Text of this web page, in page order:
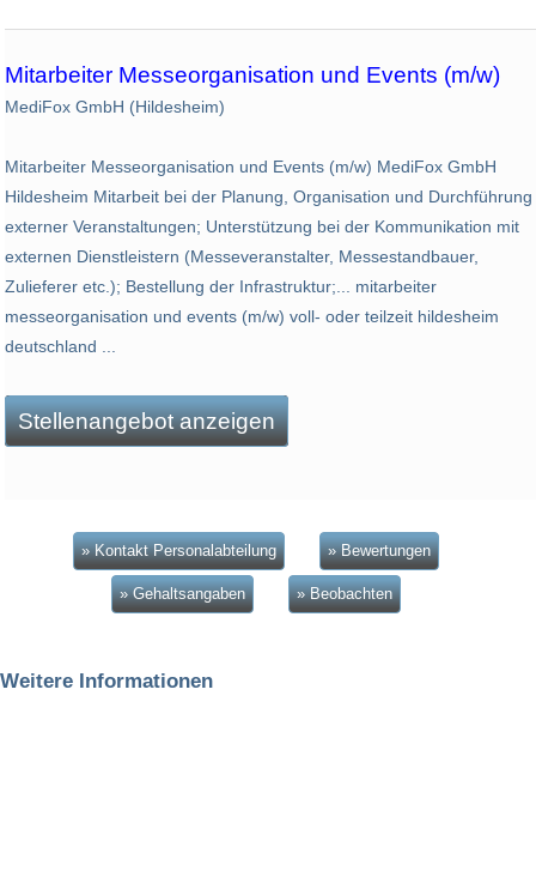
Mitarbeiter Messeorganisation und Events (m/w)
MediFox GmbH (Hildesheim)
Mitarbeiter Messeorganisation und Events (m/w) MediFox GmbH
Hildesheim Mitarbeit bei der Planung, Organisation und Durchführung
externer Veranstaltungen; Unterstützung bei der Kommunikation mit
externen Dienstleistern (Messeveranstalter, Messestandbauer,
Zulieferer etc.); Bestellung der Infrastruktur;... mitarbeiter
messeorganisation und events (m/w) voll- oder teilzeit hildesheim
deutschland ...
Stellenangebot anzeigen
» Kontakt Personalabteilung » Bewertungen
» Gehaltsangaben » Beobachten
Weitere Informationen